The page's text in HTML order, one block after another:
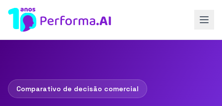
Comparativo de decisão comercial